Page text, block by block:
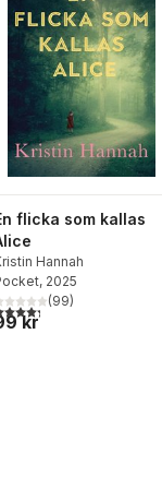
flicka som kallas
Hannah
, 2025
utav 5 stjärnor. Totalt
(99)
kr